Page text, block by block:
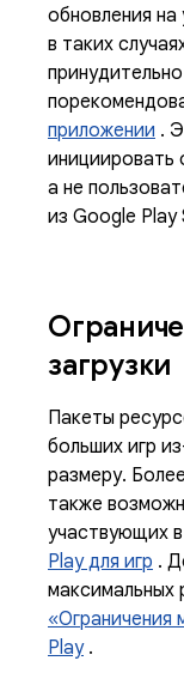
обновления
в таких
приложении .
инициировать
а не
из Google Play
загрузки
Пакеты
больших игр
размеру.
также
участвующих в
Play для игр .
максимальных
«Ограничения
Play.